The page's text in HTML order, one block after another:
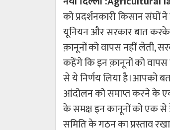
को प्रदर्शनकारी किसान संघों
यूनियन और सरकार बात
क़ानूनों को वापस नहीं लेती,
कहेंगे कि इन क़ानूनों को वापस
से ये निर्णय लिया है।आपको
आंदोलन को समाप्त करने के
के समक्ष इन कानूनों को एक
समिति के गठन का प्रस्ताव